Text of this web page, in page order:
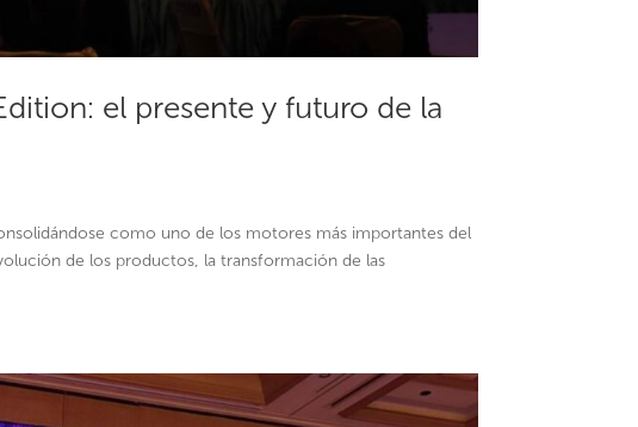
el presente y futuro de la
como uno de los motores más importantes del
de los productos, la transformación de las